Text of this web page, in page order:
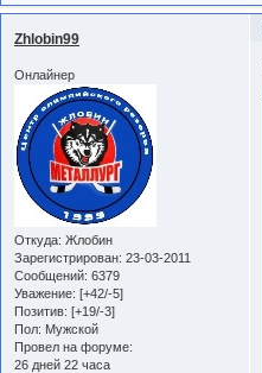
Zhlobin99
Онлайнер
Откуда: Жлобин
Зарегистрирован: 23-03-2011
Сообщений: 6379
Уважение: [+42/-5]
Позитив: [+19/-3]
Пол: Мужской
Провел на форуме:
26 дней 22 часа